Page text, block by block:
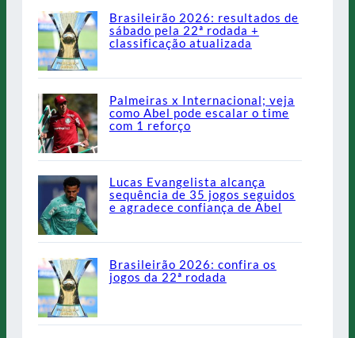
Brasileirão 2026: resultados de
sábado pela 22ª rodada +
classificação atualizada
Palmeiras x Internacional; veja
como Abel pode escalar o time
com 1 reforço
Lucas Evangelista alcança
sequência de 35 jogos seguidos
e agradece confiança de Abel
Brasileirão 2026: confira os
jogos da 22ª rodada